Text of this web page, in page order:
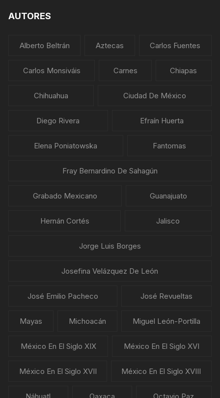
AUTORES
Alberto Beltrán Aztecas Carlos Fuentes
Carlos Monsiváis Carnes Chiapas
Chihuahua Ciudad De México
Diego Rivera Efraín Huerta
Elena Poniatowska Fantomas
Fray Bernardino De Sahagún
Grabado Mexicano Guanajuato
Hernán Cortés Jalisco
Jorge Luis Borges
Josefina Velázquez De León
José Emilio Pacheco José Revueltas
Mayas Michoacán Miguel León-Portilla
México En El Siglo XIX México En El Siglo XVI
México En El Siglo XVII México En El Siglo XVIII